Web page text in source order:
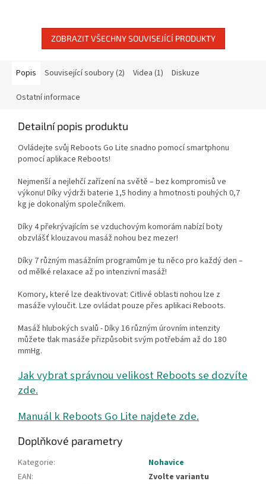
pár!
ZOBRAZIT VŠECHNY SOUVISEJÍCÍ PRODUKTY
Popis Související soubory (2) Videa (1) Diskuze
Ostatní informace
Detailní popis produktu
Ovládejte svůj Reboots Go Lite snadno pomocí smartphonu
pomocí aplikace Reboots!
Nejmenší a nejlehčí zařízení na světě – bez kompromisů ve
výkonu! Díky výdrži baterie 1,5 hodiny a hmotnosti pouhých 0,7
kg je dokonalým společníkem.
Díky 4 překrývajícím se vzduchovým komorám nabízí boty
obzvlášť klouzavou masáž nohou bez mezer!
Díky 7 různým masážním programům je tu něco pro každý den –
od mělké relaxace až po intenzivní masáž!
Komory, které lze deaktivovat: Citlivé oblasti nohou lze z
masáže vyloučit. Lze ovládat pouze přes aplikaci Reboots.
Masáž hlubokých svalů - Díky 16 různým úrovním intenzity
můžete tlak masáže přizpůsobit svým potřebám až do 180
mmHg.
Jak vybrat správnou velikost Reboots se dozvíte
zde.
Manuál k Reboots Go Lite najdete zde.
Doplňkové parametry
Kategorie:
Nohavice
EAN:
Zvolte variantu